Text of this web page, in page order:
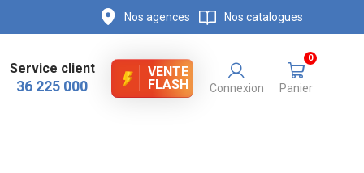
Nos agences Nos catalogues
Service client
36 225 000
VENTE
FLASH
Connexion Panier
0